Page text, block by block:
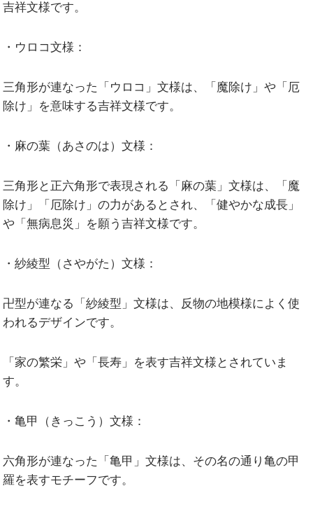
吉祥文様です。
・ウロコ文様：
三角形が連なった「ウロコ」文様は、「魔除け」や「厄
除け」を意味する吉祥文様です。
・麻の葉（あさのは）文様：
三角形と正六角形で表現される「麻の葉」文様は、「魔
除け」「厄除け」の力があるとされ、「健やかな成長」
や「無病息災」を願う吉祥文様です。
・紗綾型（さやがた）文様：
卍型が連なる「紗綾型」文様は、反物の地模様によく使
われるデザインです。
「家の繁栄」や「長寿」を表す吉祥文様とされていま
す。
・亀甲（きっこう）文様：
六角形が連なった「亀甲」文様は、その名の通り亀の甲
羅を表すモチーフです。